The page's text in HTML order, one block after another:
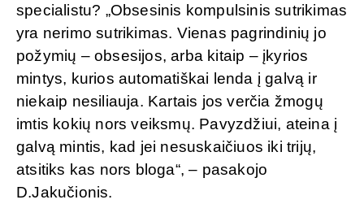
specialistu? „Obsesinis kompulsinis sutrikimas
yra nerimo sutrikimas. Vienas pagrindinių jo
požymių – obsesijos, arba kitaip – įkyrios
mintys, kurios automatiškai lenda į galvą ir
niekaip nesiliauja. Kartais jos verčia žmogų
imtis kokių nors veiksmų. Pavyzdžiui, ateina į
galvą mintis, kad jei nesuskaičiuos iki trijų,
atsitiks kas nors bloga“, – pasakojo
D.Jakučionis.